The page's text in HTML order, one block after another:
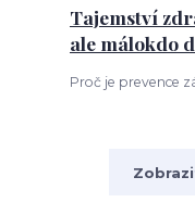
Tajemství
ale málokdo
Proč je prevence